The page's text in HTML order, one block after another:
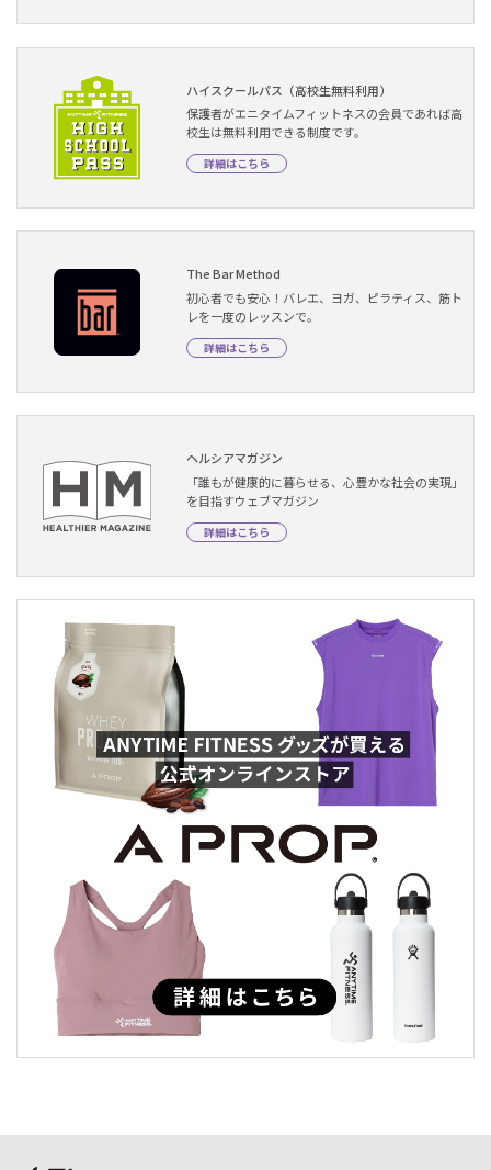
ハイスクールパス（高校生無料利用）
保護者がエニタイムフィットネスの会員であれば高
校生は無料利用できる制度です。
詳細はこちら
The Bar Method
初心者でも安心！バレエ、ヨガ、ピラティス、筋ト
レを一度のレッスンで。
詳細はこちら
ヘルシアマガジン
「誰もが健康的に暮らせる、心豊かな社会の実現」
を目指すウェブマガジン
詳細はこちら